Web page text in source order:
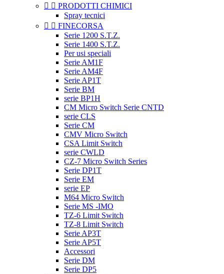
  PRODOTTI CHIMICI
Spray tecnici
  FINECORSA
Serie 1200 S.T.Z.
Serie 1400 S.T.Z.
Per usi speciali
Serie AM1F
Serie AM4F
Serie AP1T
Serie BM
serie BP1H
CM Micro Switch Serie CNTD
serie CLS
Serie CM
CMV Micro Switch
CSA Limit Switch
serie CWLD
CZ-7 Micro Switch Series
Serie DP1T
Serie EM
serie EP
M64 Micro Switch
Serie MS -IMO
TZ-6 Limit Switch
TZ-8 Limit Switch
Serie AP3T
Serie AP5T
Accessori
Serie DM
Serie DP5